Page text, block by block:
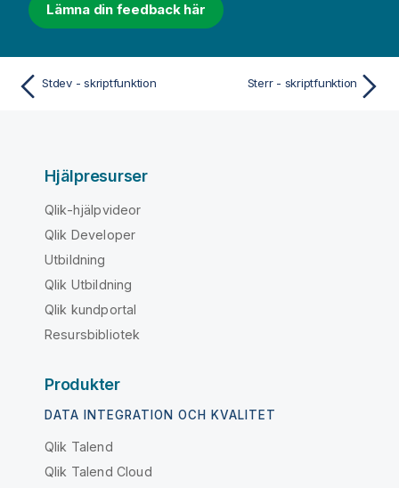
Lämna din feedback här
Stdev - skriptfunktion Sterr - skriptfunktion
Hjälpresurser
Qlik-hjälpvideor
Qlik Developer
Utbildning
Qlik Utbildning
Qlik kundportal
Resursbibliotek
Produkter
DATA INTEGRATION OCH KVALITET
Qlik Talend
Qlik Talend Cloud